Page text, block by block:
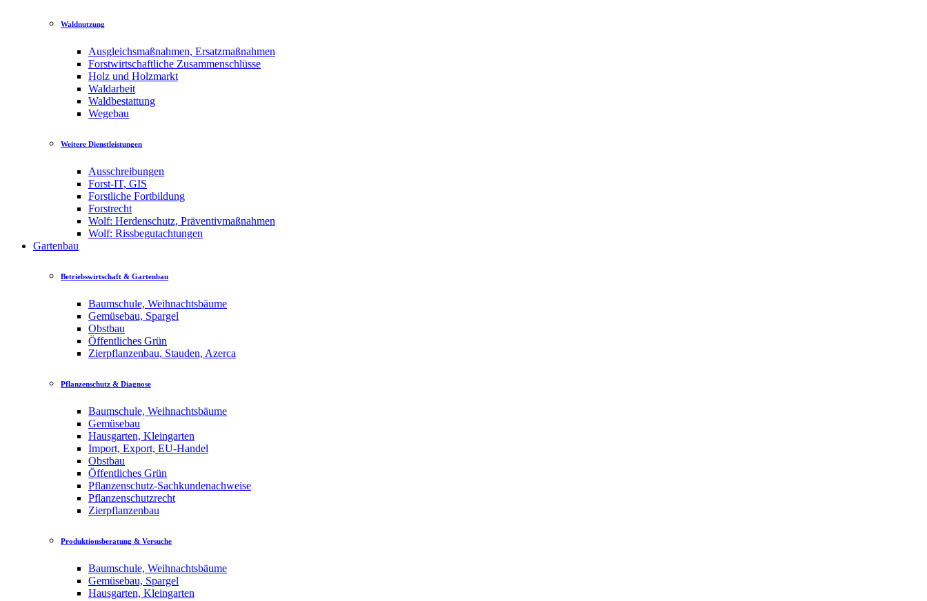
Waldnutzung
Ausgleichsmaßnahmen, Ersatzmaßnahmen
Forstwirtschaftliche Zusammenschlüsse
Holz und Holzmarkt
Waldarbeit
Waldbestattung
Wegebau
Weitere Dienstleistungen
Ausschreibungen
Forst-IT, GIS
Forstliche Fortbildung
Forstrecht
Wolf: Herdenschutz, Präventivmaßnahmen
Wolf: Rissbegutachtungen
Gartenbau
Betriebswirtschaft & Gartenbau
Baumschule, Weihnachtsbäume
Gemüsebau, Spargel
Obstbau
Öffentliches Grün
Zierpflanzenbau, Stauden, Azerca
Pflanzenschutz & Diagnose
Baumschule, Weihnachtsbäume
Gemüsebau
Hausgarten, Kleingarten
Import, Export, EU-Handel
Obstbau
Öffentliches Grün
Pflanzenschutz-Sachkundenachweise
Pflanzenschutzrecht
Zierpflanzenbau
Produktionsberatung & Versuche
Baumschule, Weihnachtsbäume
Gemüsebau, Spargel
Hausgarten, Kleingarten